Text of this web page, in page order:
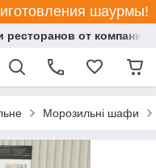
шаурмы!
от компании
Морозильні шафи